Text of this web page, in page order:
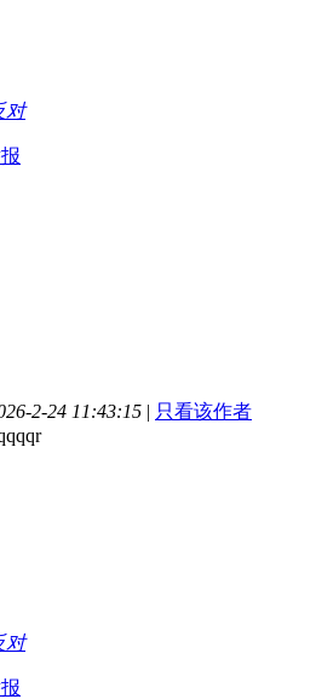
对
2-24 11:43:15 | 只看该作者
对